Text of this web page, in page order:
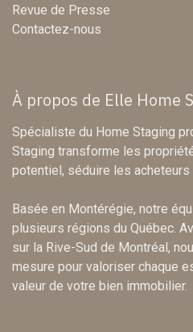
Revue de Presse
Contactez-nous
À propos de Elle Home
Spécialiste du Home Staging
Staging transforme les
potentiel, séduire les acheteurs
Basée en Montérégie, notre
plusieurs régions du Québec.
sur la Rive-Sud de Montréal,
mesure pour valoriser chaque
valeur de votre bien immobilier.